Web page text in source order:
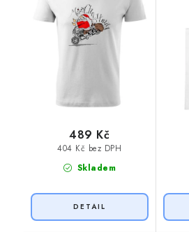
Skladem
404 Kč bez DPH
489 Kč